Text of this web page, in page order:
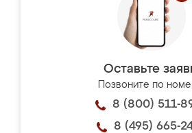
Оставьте
Позвоните по
8 (800) 511-
8 (495) 665-